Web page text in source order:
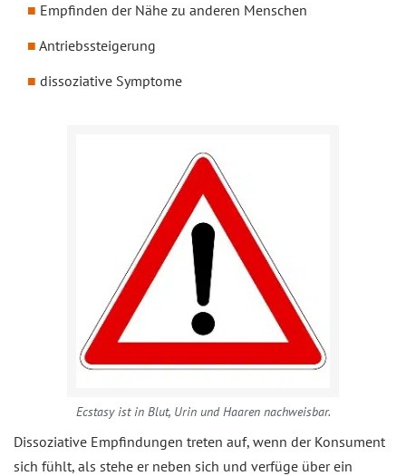
Empfinden der Nähe zu anderen Menschen
Antriebssteigerung
dissoziative Symptome
Ecstasy ist in Blut, Urin und Haaren nachweisbar.
Dissoziative Empfindungen treten auf, wenn der Konsument
sich fühlt, als stehe er neben sich und verfüge über ein